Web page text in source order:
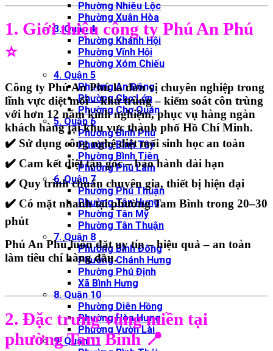
Phường Nhiêu Lộc
Phường Xuân Hòa
3. Quận 4
Phường Khánh Hội
Phường Vĩnh Hội
Phường Xóm Chiếu
4. Quận 5
Phường An Đông
Phường Chợ Lớn
Phường Chợ Quán
5. Quận 6
Phường Bình Phú
Phường Bình Tây
Phường Bình Tiên
Phường Phú Lâm
6. Quận 7
Phường Phú Thuận
Phường Tân Hưng
Phường Tân Mỹ
Phường Tân Thuận
7. Quận 8
Phường Bình Đông
Phường Chánh Hưng
Phường Phú Định
Xã Bình Hưng
8. Quận 10
Phường Diên Hồng
Phường Hòa Hưng
Phường Vườn Lài
9. Quận 11
1. Giới thiệu công ty Phú An Phú
⭐
Công ty Phú An Phú là đơn vị chuyên nghiệp trong
lĩnh vực diệt mối – khử trùng – kiểm soát côn trùng
với hơn 12 năm kinh nghiệm, phục vụ hàng ngàn
khách hàng tại khu vực thành phố Hồ Chí Minh.
✔️ Sử dụng công nghệ diệt mối sinh học an toàn
✔️ Cam kết diệt tận gốc – bảo hành dài hạn
✔️ Quy trình chuẩn chuyên gia, thiết bị hiện đại
✔️ Có mặt nhanh tại phường Tam Bình trong 20–30
phút
Phú An Phú luôn đặtuy tín – hiệu quả – an toàn
làm tiêu chí hàng đầu.
2. Đặc trưng vùng miền tại
phường Tam Bình📍